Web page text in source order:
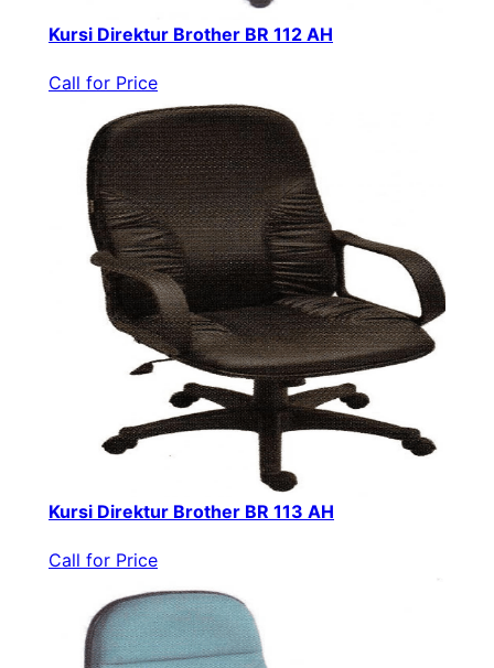
Kursi Direktur Brother BR 112 AH
Call for Price
Kursi Direktur Brother BR 113 AH
Call for Price